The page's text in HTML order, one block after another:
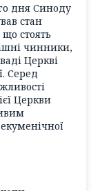
дня Синоду
стан
стоять
чинники,
Церкві
Серед
Церкви